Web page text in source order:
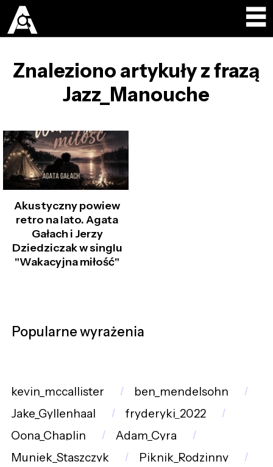
Znaleziono artykuły z frazą
Jazz_Manouche
Akustyczny powiew
retro na lato. Agata
Gałach i Jerzy
Dziedziczak w singlu
"Wakacyjna miłość"
Popularne wyrażenia
kevin_mccallister
ben_mendelsohn
Jake_Gyllenhaal
fryderyki_2022
Oona_Chaplin
Adam_Cyra
Muniek_Staszczyk
Piknik_Rodzinny